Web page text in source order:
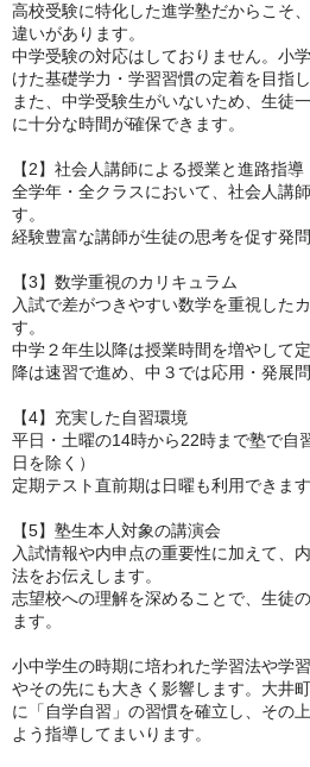
高校受験に特化した進学塾だからこそ
違いがあります。
中学受験の対応はしておりません。小
けた基礎学力・学習習慣の定着を目指し
また、中学受験生がいないため、生徒
に十分な時間が確保できます。
【2】社会人講師による授業と進路指導
全学年・全クラスにおいて、社会人講
す。
経験豊富な講師が生徒の思考を促す発
【3】数学重視のカリキュラム
入試で差がつきやすい数学を重視した
す。
中学２年生以降は授業時間を増やして
降は速習で進め、中３では応用・発展
【4】充実した自習環境
平日・土曜の14時から22時まで塾で自
日を除く）
定期テスト直前期は日曜も利用できます
【5】塾生本人対象の講演会
入試情報や内申点の重要性に加えて、
法をお伝えします。
志望校への理解を深めることで、生徒
ます。
小中学生の時期に培われた学習法や学
やその先にも大きく影響します。大井
に「自学自習」の習慣を確立し、その
よう指導してまいります。